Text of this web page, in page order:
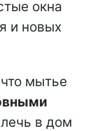
окна
и новых
мытье
в дом